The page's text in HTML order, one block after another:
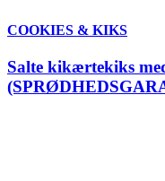
COOKIES & KIKS
Salte kikærtekiks